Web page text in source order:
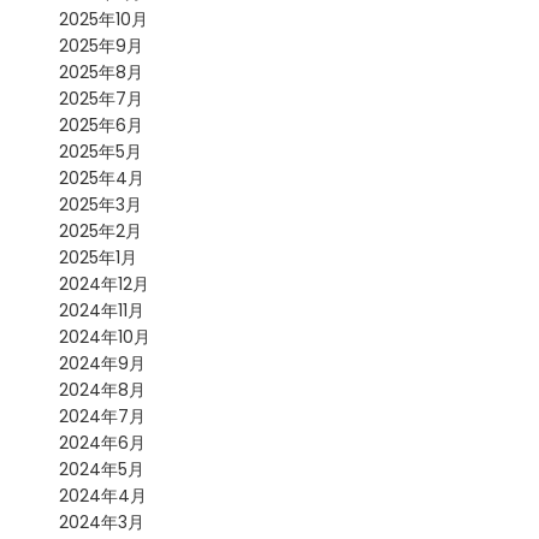
2025年10月
2025年9月
2025年8月
2025年7月
2025年6月
2025年5月
2025年4月
2025年3月
2025年2月
2025年1月
2024年12月
2024年11月
2024年10月
2024年9月
2024年8月
2024年7月
2024年6月
2024年5月
2024年4月
2024年3月